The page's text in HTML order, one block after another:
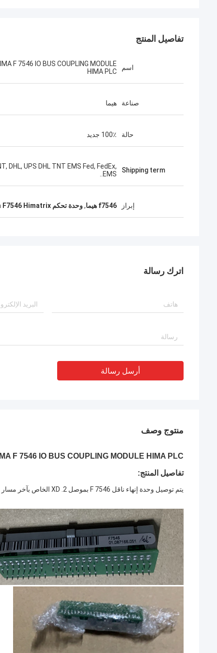
تفاصيل المنتج
اسم
F 7546 IO BUS COUPLING MODULE
HIMA PLC
صناعة هيما
حالة 100٪ جديد
Shipping term
DHL, UPS DHL TNT EMS Fed, FedEx,
EMS..
إبراز f7546 هيما ,وحدة تحكم Hima F7546 Himatrix
اترك رسالة
أرسل رسالة
منتوج وصف
F 7546 IO BUS COUPLING MODULE HIMA PLC
تفاصيل المنتج:
يتم توصيل وحدة إنهاء ناقل F 7546 بموصل XD .2 الخاص بآخر مسار فرعي لوحدة الإدخال / الإخراج لإنهاء ناقل الإدخال / الإخراج.